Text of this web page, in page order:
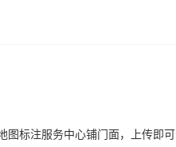
图标注服务中心铺门面，上传即可